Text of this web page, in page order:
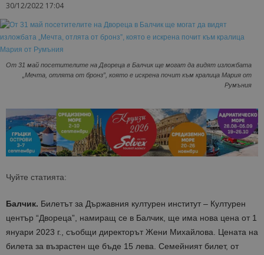
30/12/2022 17:04
От 31 май посетителите на Двореца в Балчик ще могат да видят изложбата
„Мечта, отлята от бронз”, която е искрена почит към кралица Мария от
Румъния
Чуйте статията:
Балчик. Билетът за Държавния културен институт – Културен
център “Двореца”, намиращ се в Балчик, ще има нова цена от 1
януари 2023 г., съобщи директорът Жени Михайлова. Цената на
билета за възрастен ще бъде 15 лева. Семейният билет, от